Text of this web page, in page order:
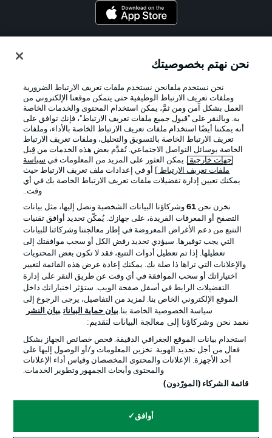
الإعلانات الإخطارات القانونية
شروط الاستخدام القنوات الناقلة
الوظائف جهة النشر
تواصل معنا اللاعبون
© 2026 Bundesliga-Gruppe GmbH
نحن نهتم بخصوصيتك
نحن نستخدم ملفانحن نستخدم ملفات تعريف الارتباط الضرورية
وملفات تعريف الارتباط الوظيفية حتى يتمكن موقعنا الإلكتروني من
العمل بشكل آمن ومن ثمَّ، يمكن استخدام المحتوى والخدمات الخاصة
به. وبالنقر على "قبول جميع ملفات تعريف الارتباط"، فإنك توافق على
أنه يمكننا أيضًا استخدام ملفات تعريف الارتباط الخاصة بالأداء، وملفات
تعريف الارتباط الخاصة بالتسويق والتحليل، وملفات تعريف الارتباط
الخاصة بوسائل التواصل الاجتماعي. تُقدَّم بعض هذه الخدمات من قِبل
جهات خارجية . يمكن العثور على المزيد من المعلومات في سياسة
ملفات تعريف الارتباط
] أو في إعدادات ملف تعريف الارتباط حيث
يمكنك تعيين إدارة تفضيلات ملفات تعريف الارتباط الخاصة بك في أي
وقت..
نخزن نحن 61وشركاؤنا البيانات الشخصية ونصل إليها، مثل بيانات
التصفح أو المعرفات الفريدة، على جهازك. يُمكّن تحديد أوافق تقنيات
التتبع من دعم الأغراض المعروضة في إطار معالجتنا وشركائنا للبيانات
التي يجب توفيرها. سيؤدي تحديد رفض الكل أو سحب موافقتك إلى
تعطيلها. إذا تم تعطيل أدوات التتبع، فقد لا تكون بعض المحتويات
والإعلانات التي تراها ذا صلة بك. يمكنك إعادة عرض هذه القائمة لتغيير
اختياراتك أو سحب الموافقة في أي وقت عن طريق النقر على إدارة
التفضيلات الرابط في أسفل صفحة الويب. ستؤثر اختياراتك داخل
الموقع الإلكتروني الخاص بنا. لمزيد من التفاصيل، يرجى الرجوع إلى
سياسة الخصوصية الخاصة بنا.بيان حماية البيانات بيان النشر
نعمد نحن وشركاؤنا إلى معالجة البيانات لتقديم:
استخدام بيانات الموقع الجغرافي الدقيقة. فحص خصائص الجهاز بشكل
فعال من أجل تحديد الهوية. تخزين المعلومات و/أو الوصول إليها على
أحد الأجهزة. الإعلانات والمحتوى المخصصان وقياس أداء الإعلانات
والمحتوى وأبحاث الجمهور وتطوير الخدمات.
قائمة الشركاء (المورّدون)
أوافق